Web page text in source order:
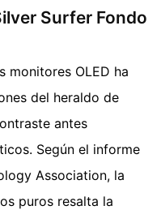
Surfer Fondo
monitores OLED ha
del heraldo de
antes
Según el informe
Association, la
puros resalta la